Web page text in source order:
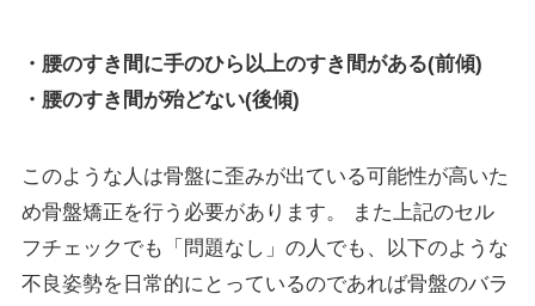
・腰のすき間に手のひら以上のすき間がある(前傾)
・腰のすき間が殆どない(後傾)
このような人は骨盤に歪みが出ている可能性が高いた
め骨盤矯正を行う必要があります。 また上記のセル
フチェックでも「問題なし」の人でも、以下のような
不良姿勢を日常的にとっているのであれば骨盤のバラ